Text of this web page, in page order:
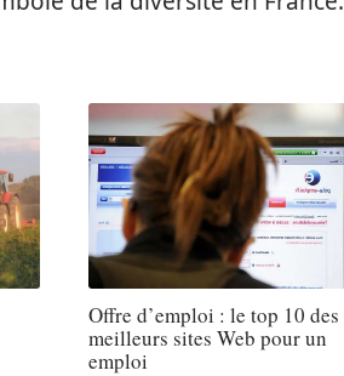
Offre d’emploi : le top 10 des
meilleurs sites Web pour un
emploi